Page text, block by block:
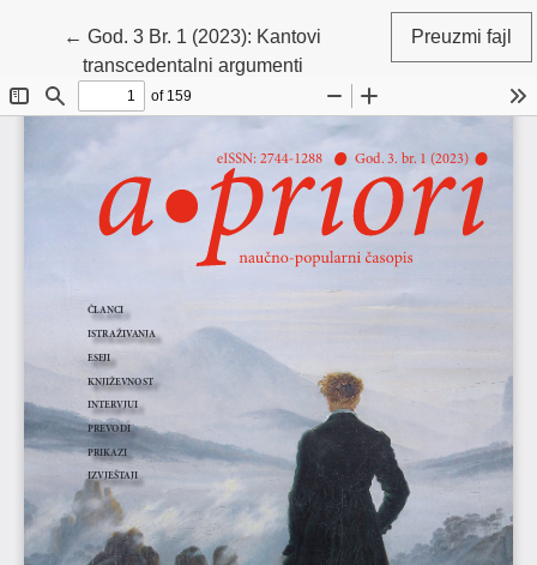
←Povratak na detalje članka
God. 3 Br. 1 (2023): Kantovi
transcedentalni argumenti
Preuzmi fajl